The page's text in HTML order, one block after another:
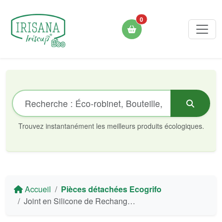
0
Trouvez instantanément les meilleurs produits écologiques.
Accueil
Pièces détachées Ecogrifo
Joint en Silicone de Rechange pour Corps Central Éco-Robinet Irisana